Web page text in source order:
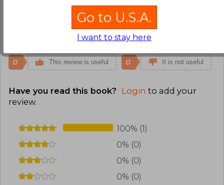
de las dos caras opuestas del personaje al
deslizarla por el libro. Recomendado.
0 This review is useful 0 It is not useful
Have you read this book? Login to add your
review.
100% (1)
0% (0)
0% (0)
0% (0)
Go to U.S.A.
I want to stay here